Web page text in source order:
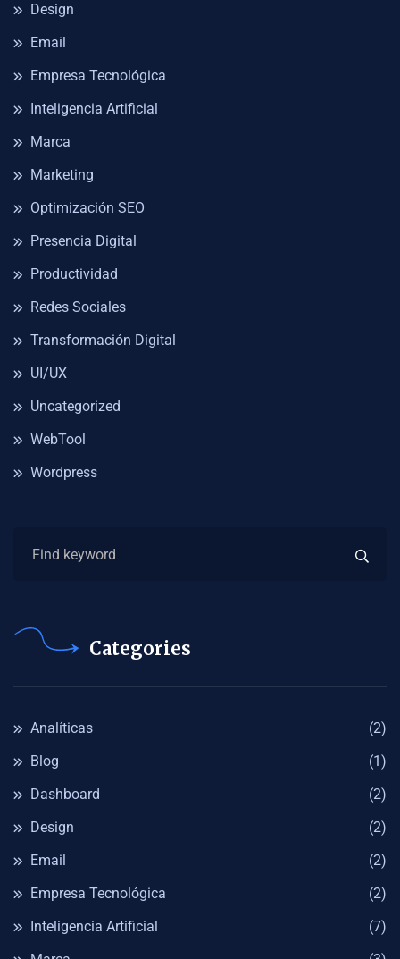
Design
Email
Empresa Tecnológica
Inteligencia Artificial
Marca
Marketing
Optimización SEO
Presencia Digital
Productividad
Redes Sociales
Transformación Digital
UI/UX
Uncategorized
WebTool
Wordpress
Categories
Analíticas
(2)
Blog
(1)
Dashboard
(2)
Design
(2)
Email
(2)
Empresa Tecnológica
(2)
Inteligencia Artificial
(7)